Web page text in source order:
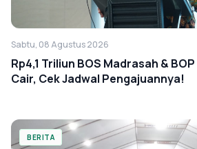
Sabtu, 08 Agustus 2026
Rp4,1 Triliun BOS Madrasah &
Cair, Cek Jadwal Pengajuannya!
BERITA